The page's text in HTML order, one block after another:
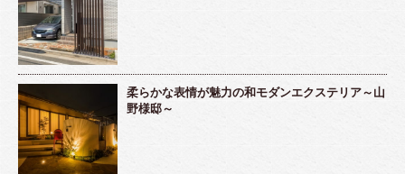
柔らかな表情が魅力の和モダンエクステリア～山
野様邸～